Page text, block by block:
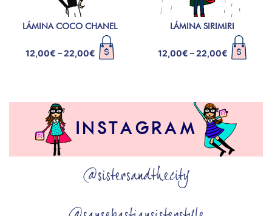
LÁMINA COCO CHANEL
12,00€ –22,00€
LÁMINA SIRIMIRI
12,00€ –22,00€
@sistersandthecity